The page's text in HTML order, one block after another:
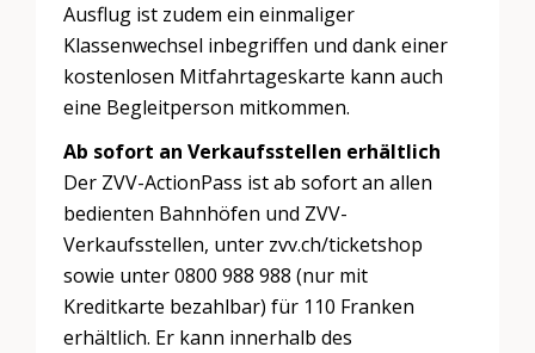
Ausflug ist zudem ein einmaliger
Klassenwechsel inbegriffen und dank einer
kostenlosen Mitfahrtageskarte kann auch
eine Begleitperson mitkommen.
Ab sofort an Verkaufsstellen erhältlich
Der ZVV-ActionPass ist ab sofort an allen
bedienten Bahnhöfen und ZVV-
Verkaufsstellen, unter zvv.ch/ticketshop
sowie unter 0800 988 988 (nur mit
Kreditkarte bezahlbar) für 110 Franken
erhältlich. Er kann innerhalb des